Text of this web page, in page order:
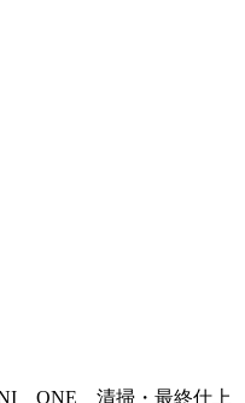
ONE 清掃・最終仕上